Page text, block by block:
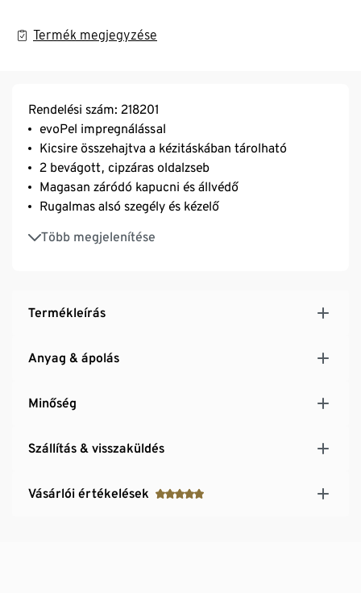
Termék megjegyzése
Rendelési szám: 218201
evoPel impregnálással
Kicsire összehajtva a kézitáskában tárolható
2 bevágott, cipzáras oldalzseb
Magasan záródó kapucni és állvédő
Rugalmas alsó szegély és kézelő
Több megjelenítése
Hasadásgátolt anyag, nagyon strapabíró
Termékleírás
Anyag & ápolás
Minőség
Szállítás & visszaküldés
Vásárlói értékelések